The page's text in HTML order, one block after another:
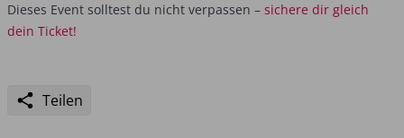
Dieses Event solltest du nicht verpassen – sichere dir gleich
dein Ticket!
Teilen